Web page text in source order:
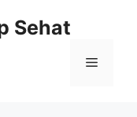
Sehat
Menu